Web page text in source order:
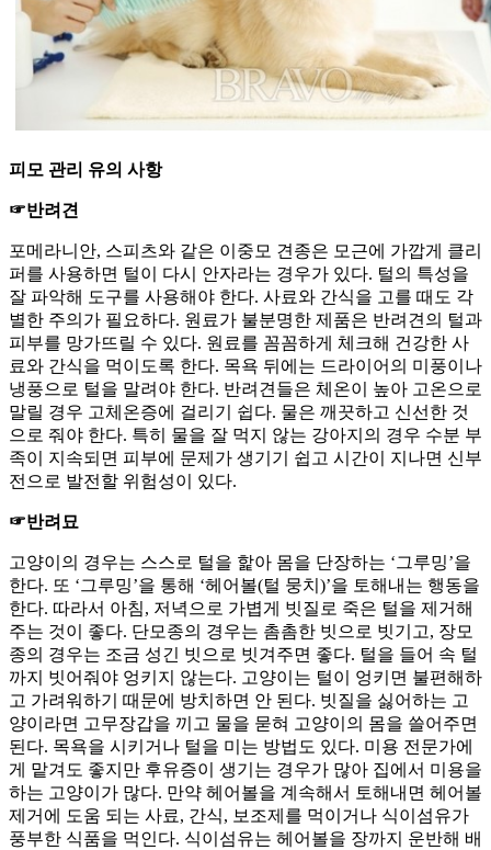
피모 관리 유의 사항
☞반려견
포메라니안, 스피츠와 같은 이중모 견종은 모근에 가깝게 클리
퍼를 사용하면 털이 다시 안자라는 경우가 있다. 털의 특성을
잘 파악해 도구를 사용해야 한다. 사료와 간식을 고를 때도 각
별한 주의가 필요하다. 원료가 불분명한 제품은 반려견의 털과
피부를 망가뜨릴 수 있다. 원료를 꼼꼼하게 체크해 건강한 사
료와 간식을 먹이도록 한다. 목욕 뒤에는 드라이어의 미풍이나
냉풍으로 털을 말려야 한다. 반려견들은 체온이 높아 고온으로
말릴 경우 고체온증에 걸리기 쉽다. 물은 깨끗하고 신선한 것
으로 줘야 한다. 특히 물을 잘 먹지 않는 강아지의 경우 수분 부
족이 지속되면 피부에 문제가 생기기 쉽고 시간이 지나면 신부
전으로 발전할 위험성이 있다.
☞반려묘
고양이의 경우는 스스로 털을 핥아 몸을 단장하는 ‘그루밍’을
한다. 또 ‘그루밍’을 통해 ‘헤어볼(털 뭉치)’을 토해내는 행동을
한다. 따라서 아침, 저녁으로 가볍게 빗질로 죽은 털을 제거해
주는 것이 좋다. 단모종의 경우는 촘촘한 빗으로 빗기고, 장모
종의 경우는 조금 성긴 빗으로 빗겨주면 좋다. 털을 들어 속 털
까지 빗어줘야 엉키지 않는다. 고양이는 털이 엉키면 불편해하
고 가려워하기 때문에 방치하면 안 된다. 빗질을 싫어하는 고
양이라면 고무장갑을 끼고 물을 묻혀 고양이의 몸을 쓸어주면
된다. 목욕을 시키거나 털을 미는 방법도 있다. 미용 전문가에
게 맡겨도 좋지만 후유증이 생기는 경우가 많아 집에서 미용을
하는 고양이가 많다. 만약 헤어볼을 계속해서 토해내면 헤어볼
제거에 도움 되는 사료, 간식, 보조제를 먹이거나 식이섬유가
풍부한 식품을 먹인다. 식이섬유는 헤어볼을 장까지 운반해 배